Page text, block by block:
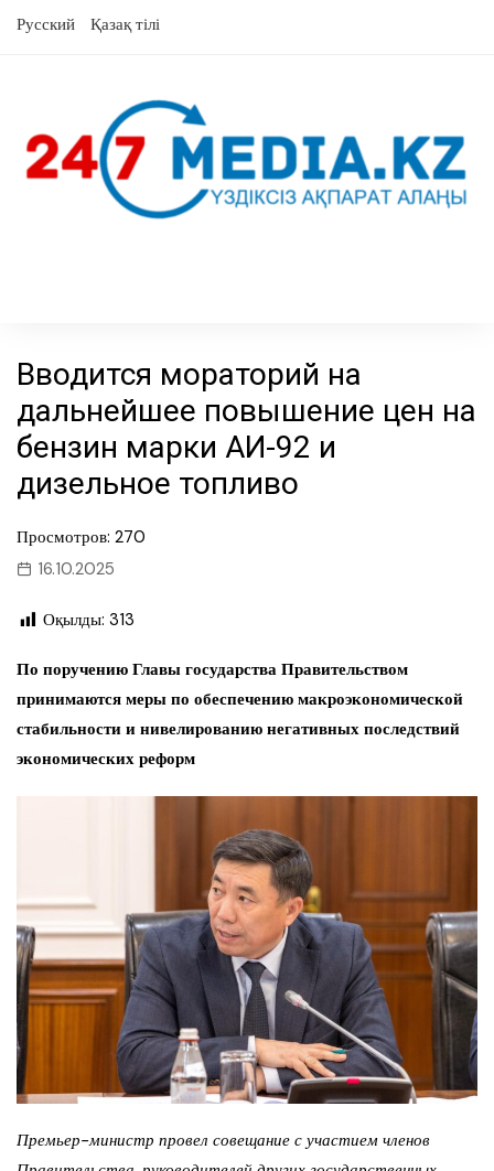
Русский Қазақ тілі
Вводится мораторий на
дальнейшее повышение цен на
бензин марки АИ-92 и
дизельное топливо
Просмотров: 270
16.10.2025
Оқылды: 313
По поручению Главы государства Правительством
принимаются меры по обеспечению макроэкономической
стабильности и нивелированию негативных последствий
экономических реформ
Премьер-министр провел совещание с участием членов